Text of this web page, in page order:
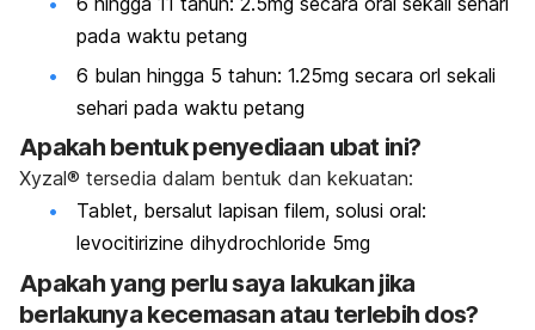
pada waktu petang
6 bulan hingga 5 tahun: 1.25mg secara orl sekali
sehari pada waktu petang
Apakah bentuk penyediaan ubat ini?
Xyzal® tersedia dalam bentuk dan kekuatan:
Tablet, bersalut lapisan filem, solusi oral:
levocitirizine dihydrochloride 5mg
Apakah yang perlu saya lakukan jika
berlakunya kecemasan atau terlebih dos?